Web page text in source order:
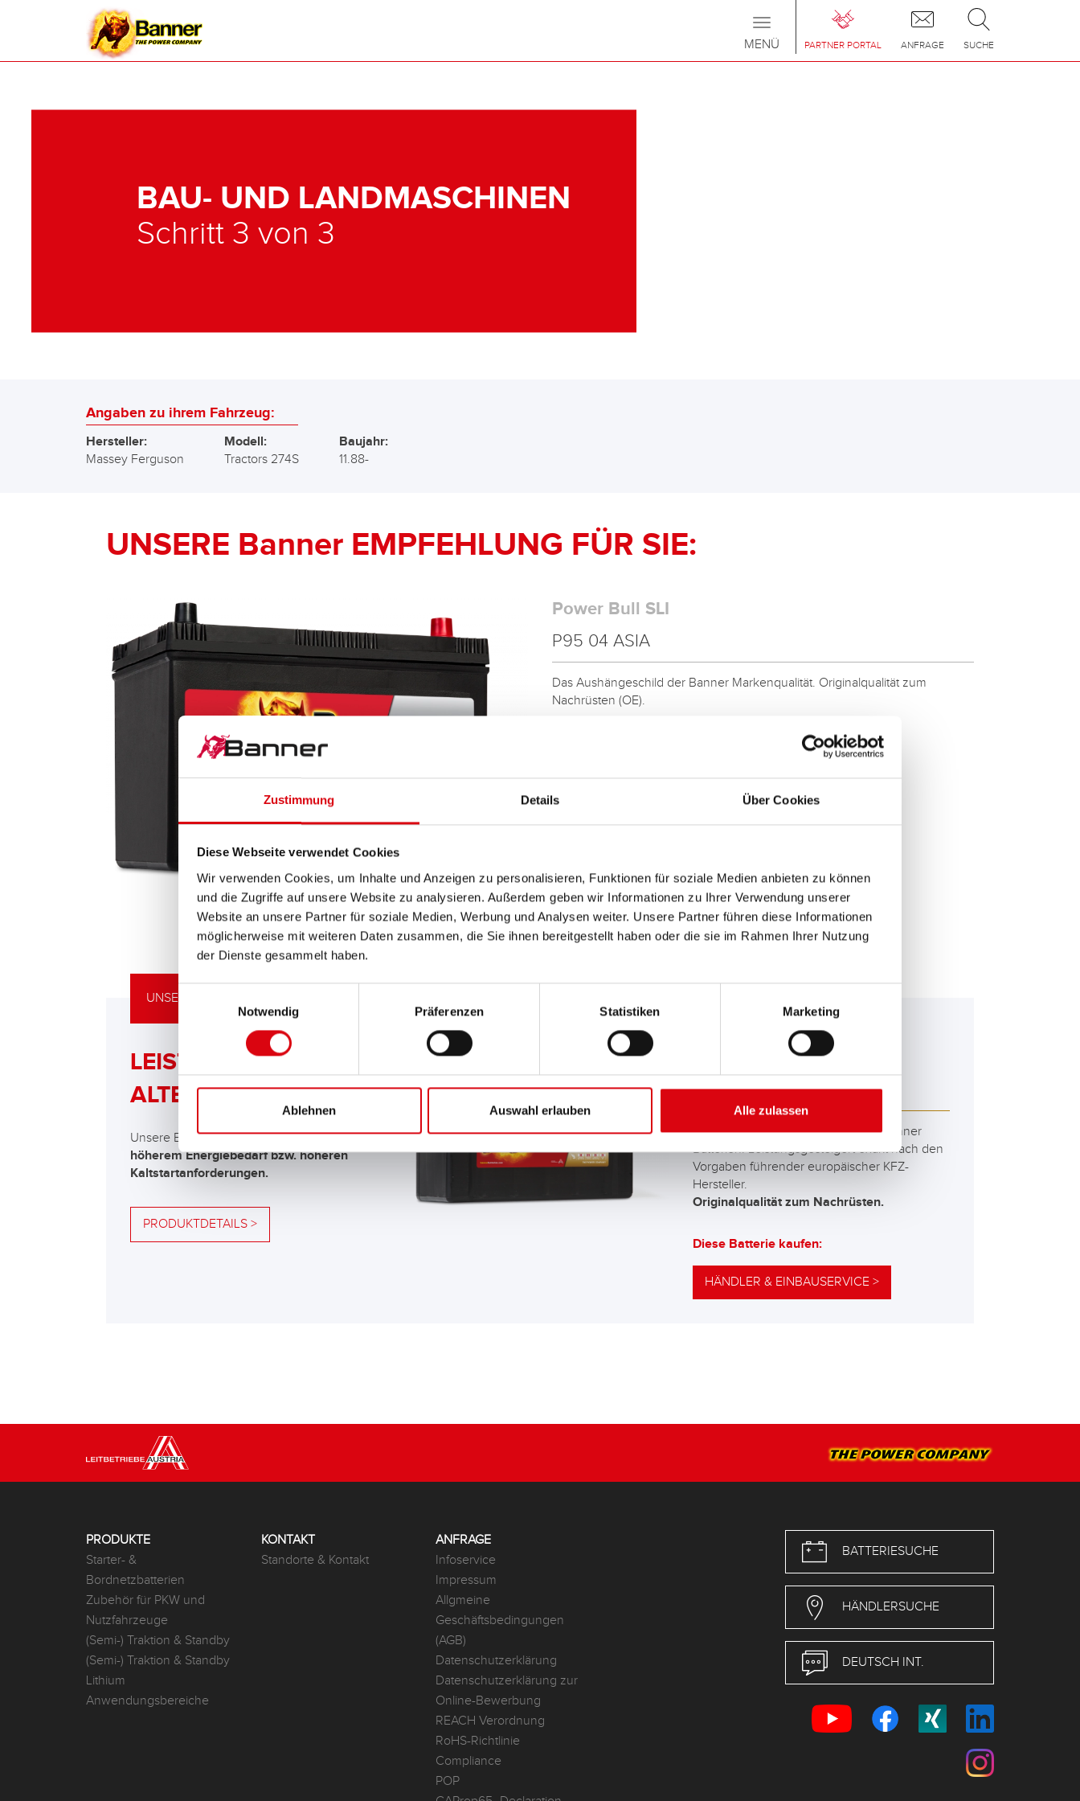
Zustimmung Details Über Cookies
Diese Webseite verwendet Cookies
Wir verwenden Cookies, um Inhalte und Anzeigen zu personalisieren, Funktionen für soziale Medien anbieten zu können
und die Zugriffe auf unsere Website zu analysieren. Außerdem geben wir Informationen zu Ihrer Verwendung unserer
Website an unsere Partner für soziale Medien, Werbung und Analysen weiter. Unsere Partner führen diese Informationen
möglicherweise mit weiteren Daten zusammen, die Sie ihnen bereitgestellt haben oder die sie im Rahmen Ihrer Nutzung
der Dienste gesammelt haben.
Notwendig
Präferenzen Statistiken Marketing
Ablehnen Auswahl erlauben Alle zulassen
PARTNER PORTAL ANFRAGE SUCHE
Toggle
navigation
MENÜ
BAU- UND LANDMASCHINEN
Schritt 3 von 3
Angaben zu ihrem Fahrzeug:
Hersteller:
Massey Ferguson
Modell:
Tractors 274S
Baujahr:
11.88-
UNSERE Banner EMPFEHLUNG FÜR SIE:
Power Bull SLI
P95 04 ASIA
Das Aushängeschild der Banner Markenqualität. Originalqualität zum
Nachrüsten (OE).
Diese Batterie kaufen:
LEISTUNGSSTARKE
ALTERNATIVE
Unsere Empfehlung für Fahrzeuge mit
höherem Energiebedarf bzw. höheren
Kaltstartanforderungen.
PRODUKTDETAILS >
Running Bull EFB
EFB 595 15 ASIA
Die besten und leistungsfähigsten Banner
Batterien. Leistungsgesteigert exakt nach den
Vorgaben führender europäischer KFZ-
Hersteller.
Originalqualität zum Nachrüsten.
Diese Batterie kaufen:
HÄNDLER & EINBAUSERVICE >
UNSERE UPGRADING EMPFEHLUNG
PRODUKTE
Starter- &
Bordnetzbatterien
Zubehör für PKW und
Nutzfahrzeuge
(Semi-) Traktion & Standby
(Semi-) Traktion & Standby
Lithium
Anwendungsbereiche
KONTAKT
Standorte & Kontakt
ANFRAGE
Infoservice
Impressum
Allgmeine
Geschäftsbedingungen
(AGB)
Datenschutzerklärung
Datenschutzerklärung zur
Online-Bewerbung
REACH Verordnung
RoHS-Richtlinie
Compliance
POP
BATTERIESUCHE
HÄNDLERSUCHE
DEUTSCH INT.